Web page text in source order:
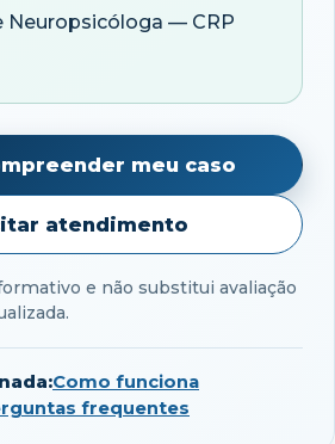
Neuropsicóloga — CRP
meu caso
atendimento
e não substitui avaliação
Como funciona
frequentes